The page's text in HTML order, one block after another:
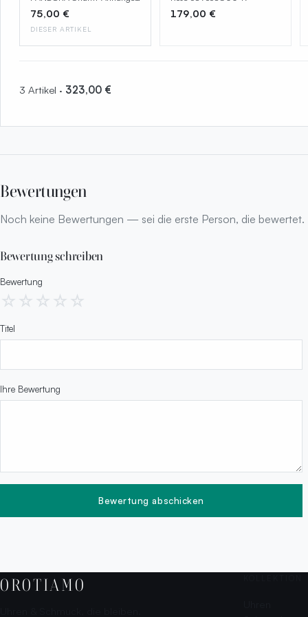
763585C01
75,00 €
DIESER ARTIKEL
179,00 €
3 Artikel · 323,00 €
Bewertungen
Noch keine Bewertungen — sei die erste Person, die bewertet.
Bewertung schreiben
Bewertung
☆ ☆ ☆ ☆ ☆
Titel
Ihre Bewertung
Bewertung abschicken
OROTIAMO